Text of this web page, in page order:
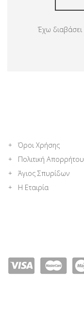
Έχω διαβάσει
Όροι Χρήσης
Πολιτική Απορρήτου
Άγιος Σπυρίδων
Η Εταιρία